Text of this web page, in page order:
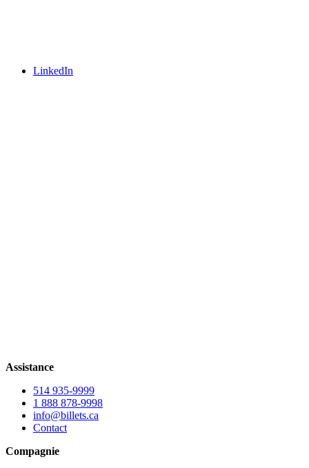
LinkedIn
Assistance
514 935-9999
1 888 878-9998
info@billets.ca
Contact
Compagnie